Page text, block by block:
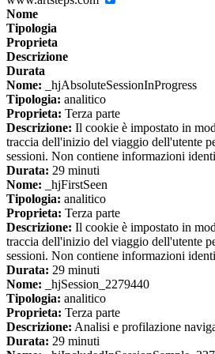
Nome
Tipologia
Proprieta
Descrizione
Durata
Nome: _hjAbsoluteSessionInProgress
Tipologia: analitico
Proprieta: Terza parte
Descrizione: Il cookie è impostato in
traccia dell'inizio del viaggio dell'utente
sessioni. Non contiene informazioni
Durata: 29 minuti
Nome: _hjFirstSeen
Tipologia: analitico
Proprieta: Terza parte
Descrizione: Il cookie è impostato in
traccia dell'inizio del viaggio dell'utente
sessioni. Non contiene informazioni
Durata: 29 minuti
Nome: _hjSession_2279440
Tipologia: analitico
Proprieta: Terza parte
Descrizione: Analisi e profilazione
Durata: 29 minuti